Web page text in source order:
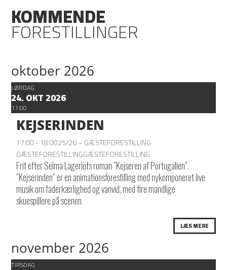
KOMMENDE
FORESTILLINGER
oktober 2026
LØRDAG
24. OKT 2026
17:00
KEJSERINDEN
17:00 - 18:0025/26 – GÆSTEFORESTILLING
GÆSTEFORESTILLINGGÆSTEFORESTILLING
Frit efter Selma Lagerlöfs roman ”Kejseren af Portugalien”.
”Kejserinden” er en animationsforestilling med nykomponeret live
musik om faderkærlighed og vanvid, med fire mandlige
skuespillere på scenen
LÆS MERE
november 2026
TIRSDAG